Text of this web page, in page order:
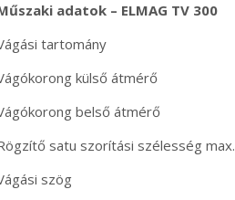
adatok – ELMAG TV 300
tartomány
külső átmérő
belső átmérő
satu szorítási szélesség max.
szög